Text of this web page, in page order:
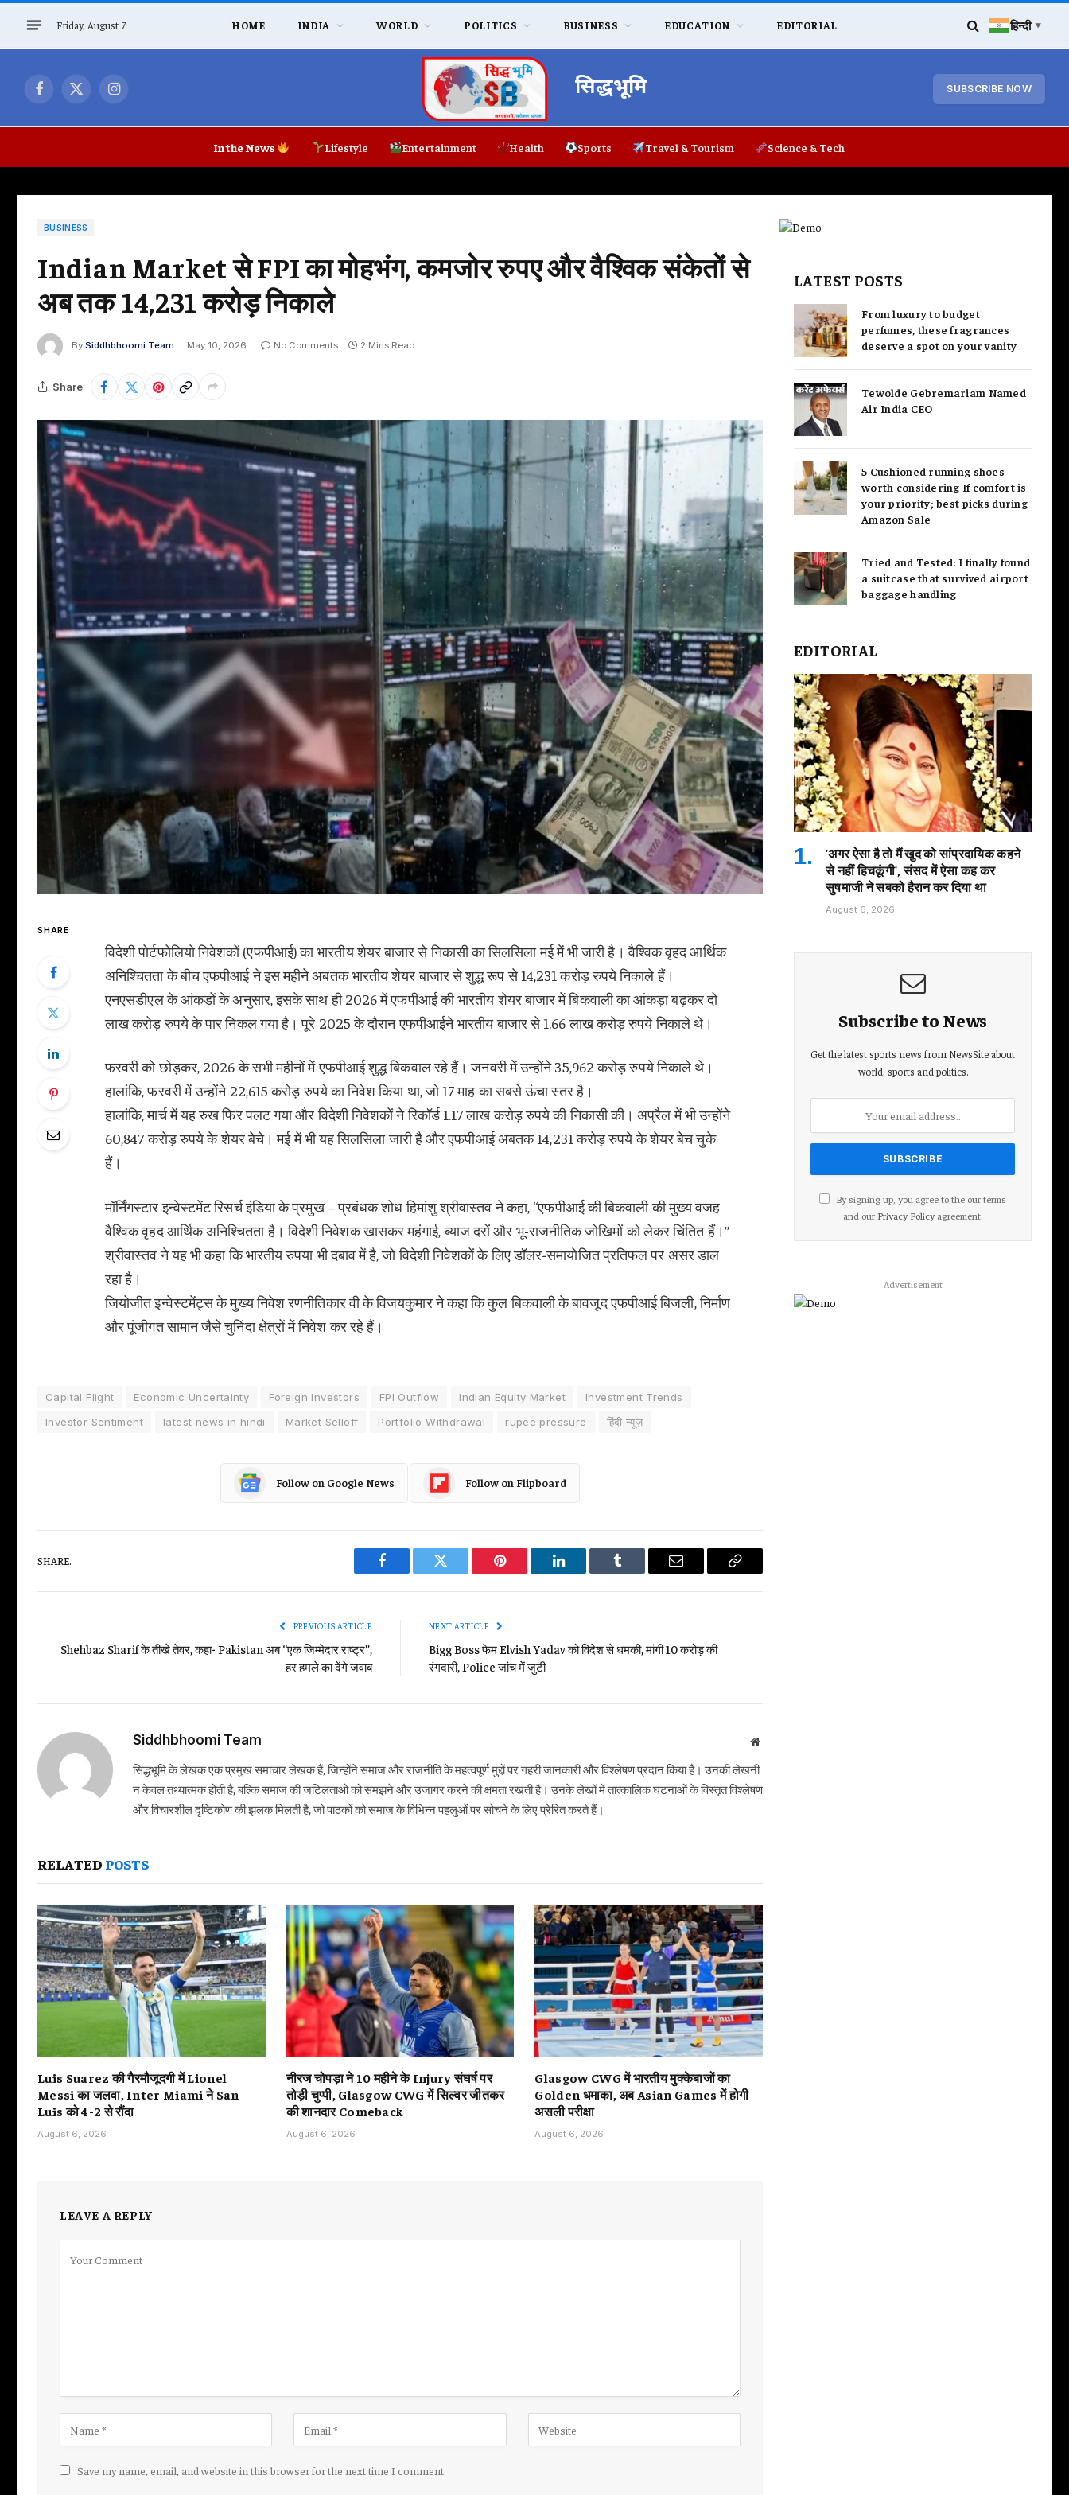
Friday, August 7 HOME INDIA WORLD POLITICS BUSINESS EDUCATION EDITORIAL हिन्दी ▼
Facebook
X
Instagram सिद्धभूमि SUBSCRIBE NOW
In the News Lifestyle Entertainment Health Sports Travel & Tourism Science & Tech
BUSINESS
Indian Market से FPI का मोहभंग, कमजोर रुपए और वैश्विक संकेतों से
अब तक ₹14,231 करोड़ निकाले
By Siddhbhoomi Team May 10, 2026 No Comments 2 Mins Read
Share
SHARE
विदेशी पोर्टफोलियो निवेशकों (एफपीआई) का भारतीय शेयर बाजार से निकासी का सिलसिला मई में भी जारी है। वैश्विक वृहद आर्थिक
अनिश्चितता के बीच एफपीआई ने इस महीने अबतक भारतीय शेयर बाजार से शुद्ध रूप से 14,231 करोड़ रुपये निकाले हैं।
एनएसडीएल के आंकड़ों के अनुसार, इसके साथ ही 2026 में एफपीआई की भारतीय शेयर बाजार में बिकवाली का आंकड़ा बढ़कर दो
लाख करोड़ रुपये के पार निकल गया है। पूरे 2025 के दौरान एफपीआईने भारतीय बाजार से 1.66 लाख करोड़ रुपये निकाले थे।
फरवरी को छोड़कर, 2026 के सभी महीनों में एफपीआई शुद्ध बिकवाल रहे हैं। जनवरी में उन्होंने 35,962 करोड़ रुपये निकाले थे।
हालांकि, फरवरी में उन्होंने 22,615 करोड़ रुपये का निवेश किया था, जो 17 माह का सबसे ऊंचा स्तर है।
हालांकि, मार्च में यह रुख फिर पलट गया और विदेशी निवेशकों ने रिकॉर्ड 1.17 लाख करोड़ रुपये की निकासी की। अप्रैल में भी उन्होंने
60,847 करोड़ रुपये के शेयर बेचे। मई में भी यह सिलसिला जारी है और एफपीआई अबतक 14,231 करोड़ रुपये के शेयर बेच चुके
हैं।
मॉर्निंगस्टार इन्वेस्टमेंट रिसर्च इंडिया के प्रमुख – प्रबंधक शोध हिमांशु श्रीवास्तव ने कहा, ‘‘एफपीआई की बिकवाली की मुख्य वजह
वैश्विक वृहद आर्थिक अनिश्चितता है। विदेशी निवेशक खासकर महंगाई, ब्याज दरों और भू-राजनीतिक जोखिमों को लेकर चिंतित हैं।’’
श्रीवास्तव ने यह भी कहा कि भारतीय रुपया भी दबाव में है, जो विदेशी निवेशकों के लिए डॉलर-समायोजित प्रतिफल पर असर डाल
रहा है।
जियोजीत इन्वेस्टमेंट्स के मुख्य निवेश रणनीतिकार वी के विजयकुमार ने कहा कि कुल बिकवाली के बावजूद एफपीआई बिजली, निर्माण
और पूंजीगत सामान जैसे चुनिंदा क्षेत्रों में निवेश कर रहे हैं।
Capital Flight Economic Uncertainty Foreign Investors FPI Outflow Indian Equity Market
Investment Trends
Investor Sentiment
latest news in hindi Market Selloff Portfolio Withdrawal rupee pressure हिंदी न्यूज़
Follow on Google News Follow on Flipboard
SHARE.
Facebook Twitter Pinterest LinkedIn Tumblr Email
Copy
PREVIOUS ARTICLE
Shehbaz Sharif के तीखे तेवर, कहा- Pakistan अब ‘‘एक जिम्मेदार राष्ट्र’’,
हर हमले का देंगे जवाब
NEXT ARTICLE
Bigg Boss फेम Elvish Yadav को विदेश से धमकी, मांगी 10 करोड़ की
रंगदारी, Police जांच में जुटी
Siddhbhoomi Team Website
सिद्धभूमि के लेखक एक प्रमुख समाचार लेखक हैं, जिन्होंने समाज और राजनीति के महत्वपूर्ण मुद्दों पर गहरी जानकारी और विश्लेषण प्रदान किया है। उनकी लेखनी
न केवल तथ्यात्मक होती है, बल्कि समाज की जटिलताओं को समझने और उजागर करने की क्षमता रखती है। उनके लेखों में तात्कालिक घटनाओं के विस्तृत विश्लेषण
और विचारशील दृष्टिकोण की झलक मिलती है, जो पाठकों को समाज के विभिन्न पहलुओं पर सोचने के लिए प्रेरित करते हैं।
RELATED POSTS
Luis Suarez की गैरमौजूदगी में Lionel
Messi का जलवा, Inter Miami ने San
Luis को 4-2 से रौंदा
August 6, 2026
नीरज चोपड़ा ने 10 महीने के Injury संघर्ष पर
तोड़ी चुप्पी, Glasgow CWG में सिल्वर जीतकर
की शानदार Comeback
August 6, 2026
Glasgow CWG में भारतीय मुक्केबाजों का
Golden धमाका, अब Asian Games में होगी
असली परीक्षा
August 6, 2026
LEAVE A REPLY
Save my name, email, and website in this browser for the next time I comment.
LATEST POSTS
From luxury to budget
perfumes, these fragrances
deserve a spot on your vanity
Tewolde Gebremariam Named
Air India CEO
5 Cushioned running shoes
worth considering If comfort is
your priority; best picks during
Amazon Sale
Tried and Tested: I finally found
a suitcase that survived airport
baggage handling
EDITORIAL
'अगर ऐसा है तो मैं खुद को सांप्रदायिक कहने
से नहीं हिचकूंगी', संसद में ऐसा कह कर
सुषमाजी ने सबको हैरान कर दिया था
August 6, 2026
Subscribe to News
Get the latest sports news from NewsSite about
world, sports and politics.
By signing up, you agree to the our terms
and our Privacy Policyagreement.
Advertisement